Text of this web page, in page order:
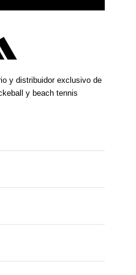
y distribuidor exclusivo de
y beach tennis